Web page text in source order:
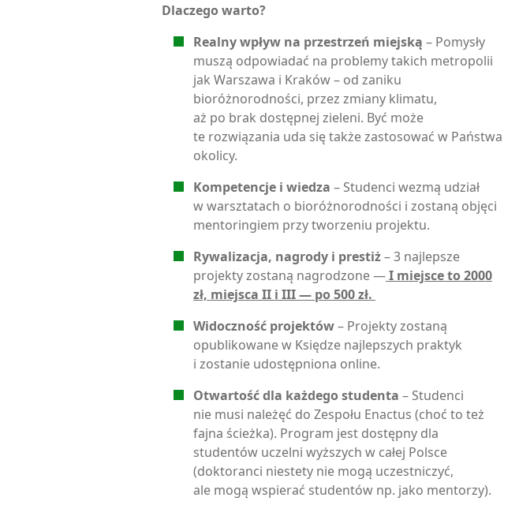
Dlaczego warto?
Realny wpływ na przestrzeń miejską – Pomysły
muszą odpowiadać na problemy takich metropolii
jak Warszawa i Kraków – od zaniku
bioróżnorodności, przez zmiany klimatu,
aż po brak dostępnej zieleni. Być może
te rozwiązania uda się także zastosować w Państwa
okolicy.
Kompetencje i wiedza – Studenci wezmą udział
w warsztatach o bioróżnorodności i zostaną objęci
mentoringiem przy tworzeniu projektu.
Rywalizacja, nagrody i prestiż– 3 najlepsze
projekty zostaną nagrodzone —I miejsce to 2000
zł, miejsca II i III — po 500 zł.
Widoczność projektów– Projekty zostaną
opublikowane w Księdze najlepszych praktyk
i zostanie udostępniona online.
Otwartość dla każdego studenta – Studenci
nie musi należęć do Zespołu Enactus (choć to też
fajna ścieżka). Program jest dostępny dla
studentów uczelni wyższych w całej Polsce
(doktoranci niestety nie mogą uczestniczyć,
ale mogą wspierać studentów np. jako mentorzy).